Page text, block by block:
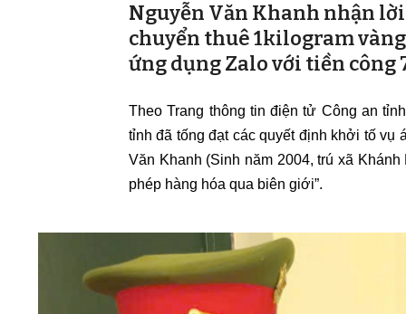
Nguyễn Văn Khanh nhận
chuyển thuê 1kilogram
ứng dụng Zalo với tiền công
Theo Trang thông tin điện tử Công an
tỉnh đã tống đạt các quyết định khởi tố vụ
Văn Khanh (Sinh năm 2004, trú xã
phép hàng hóa qua biên giới”.‎